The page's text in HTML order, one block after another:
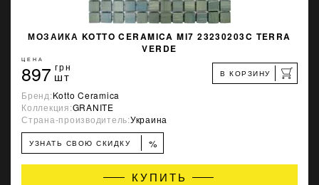
МОЗАИКА KOTTO CERAMICA MI7 23230203C TERRA
VERDE
ЦЕНА
897 грн
шт В КОРЗИНУ
Бренд:Kotto Ceramica
Коллекция:GRANITE
Страна-производитель:Украина
УЗНАТЬ СВОЮ СКИДКУ %
КУПИТЬ